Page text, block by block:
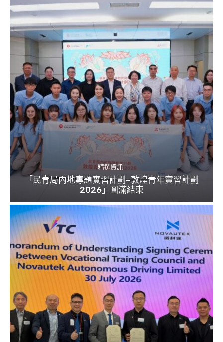
精選資訊
「民青局內地專題實習計劃–敦煌青年實習計劃
2026」圓滿結束